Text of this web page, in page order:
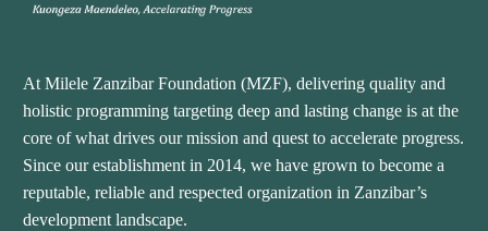
At Milele Zanzibar Foundation (MZF), delivering quality and
holistic programming targeting deep and lasting change is at the
core of what drives our mission and quest to accelerate progress.
Since our establishment in 2014, we have grown to become a
reputable, reliable and respected organization in Zanzibar’s
development landscape.